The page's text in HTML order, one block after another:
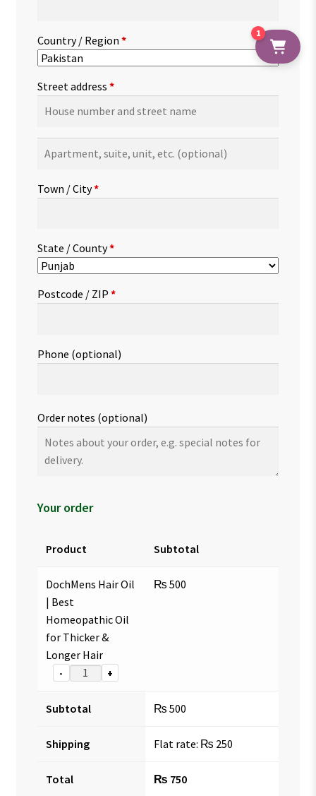
Country / Region *
Street address *
suite,
etc.(optional)
Town / City*
State / County*
Postcode / ZIP *
Phone (optional)
Order notes (optional)
Your order
Product Subtotal
DochMens Hair Oil
| Best
Homeopathic Oil
for Thicker &
Longer Hair
- +
₨ 500
Subtotal ₨ 500
Shipping Flat rate: ₨ 250
Total ₨ 750
1